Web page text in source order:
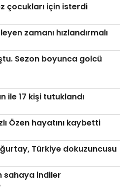
çocukları için isterdi
zamanı hızlandırmalı
Sezon boyunca golcü
ile 17 kişi tutuklandı
Özen hayatını kaybetti
Türkiye dokuzuncusu
sahaya indiler